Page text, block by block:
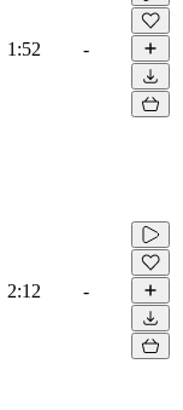
1:52 -
2:12 -